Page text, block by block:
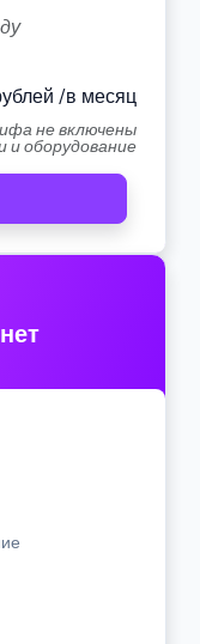
/в месяц
не включены
и оборудование